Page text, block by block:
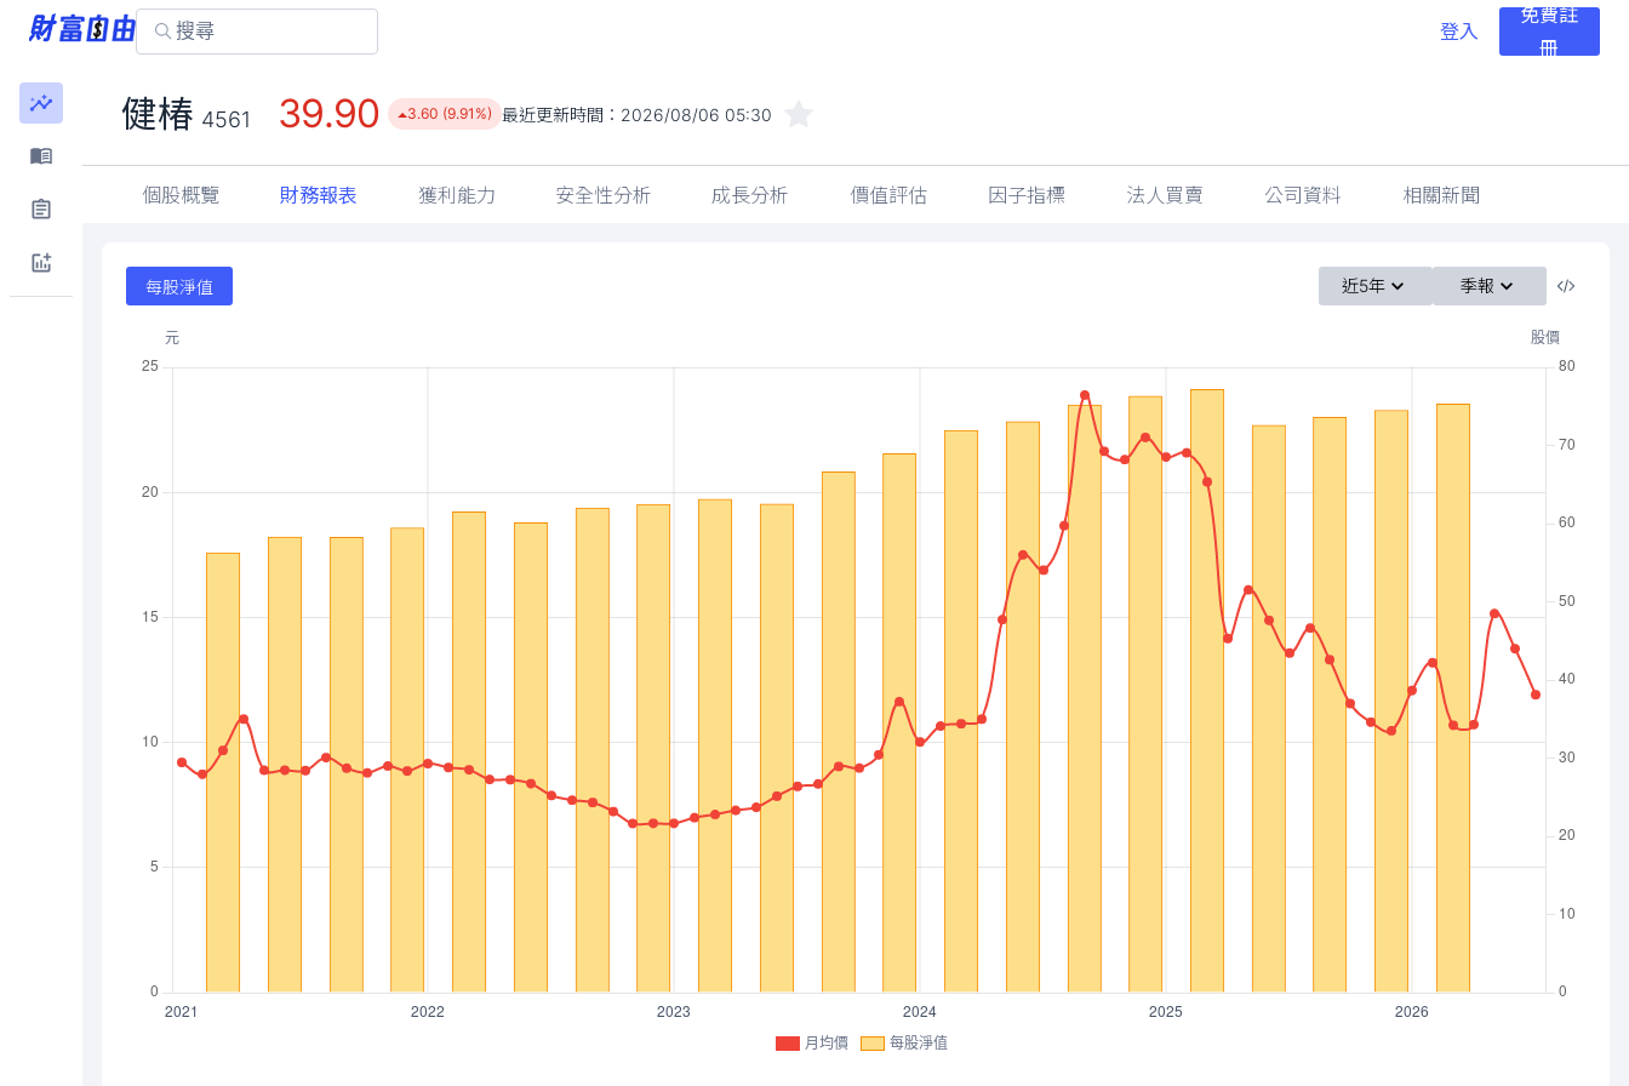
登入
免費註
冊
健椿 4561 39.90 3.60 (9.91%) 最近更新時間： 2026/08/06 05:30
個股概覽 財務報表 獲利能力 安全性分析 成長分析 價值評估 因子指標 法人買賣 公司資料 相關新聞
每股淨值 近5年 季報
月均價 每股淨值